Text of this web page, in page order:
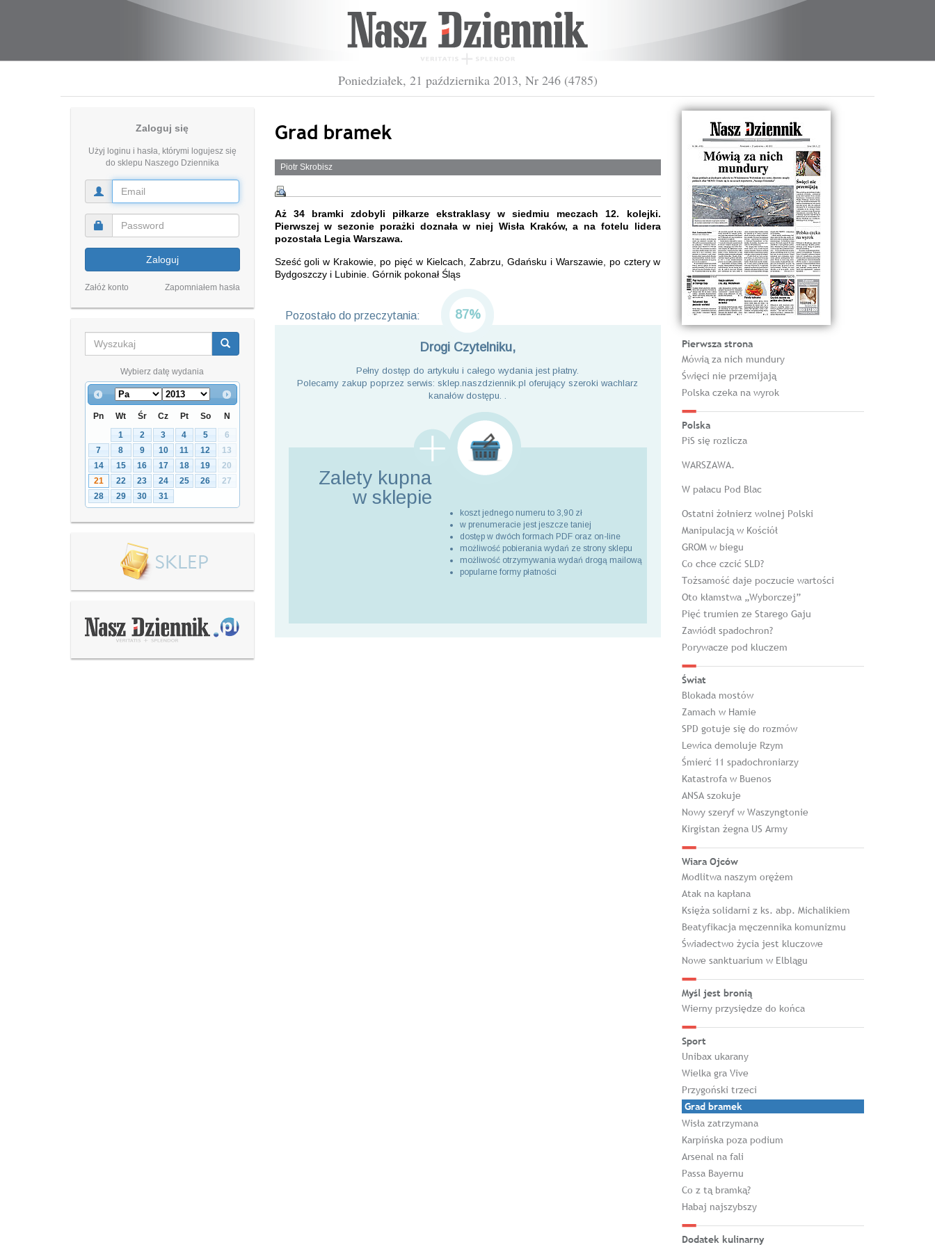
Poniedziałek, 21 października 2013, Nr 246 (4785)
Zaloguj się
Użyj loginu i hasła, którymi logujesz się
do sklepu Naszego Dziennika
Zaloguj
Załóż konto Zapomniałem hasła
Wybierz datę wydania
Pn Wt Śr Cz Pt So
N
1
2 3 4 5
6
7
8 9 10 11 12
13
14
15 16 17 18 19
20
21
22 23 24 25 26
27
28
29 30 31
Grad bramek
Piotr Skrobisz
Aż 34 bramki zdobyli piłkarze ekstraklasy w siedmiu meczach 12. kolejki.
Pierwszej w sezonie porażki doznała w niej Wisła Kraków, a na fotelu lidera
pozostała Legia Warszawa.
Sześć goli w Krakowie, po pięć w Kielcach, Zabrzu, Gdańsku i Warszawie, po cztery w
Bydgoszczy i Lubinie. Górnik pokonał Śląs
Pozostało do przeczytania: 87%
Drogi Czytelniku,
Pełny dostęp do artykułu i całego wydania jest płatny.
Polecamy zakup poprzez serwis: sklep.naszdziennik.pl oferujący szeroki wachlarz
kanałów dostępu. .
Zalety kupna
w sklepie
koszt jednego numeru to 3,90 zł
w prenumeracie jest jeszcze taniej
dostęp w dwóch formach PDF oraz on-line
możliwość pobierania wydań ze strony sklepu
możliwość otrzymywania wydań drogą mailową
popularne formy płatności
Pierwsza strona
Mówią za nich mundury
Święci nie przemijają
Polska czeka na wyrok
Polska
PiS się rozlicza
WARSZAWA.
W pałacu Pod Blac
Ostatni żołnierz wolnej Polski
Manipulacją w Kościół
GROM w biegu
Co chce czcić SLD?
Tożsamość daje poczucie wartości
Oto kłamstwa „Wyborczej”
Pięć trumien ze Starego Gaju
Zawiódł spadochron?
Porywacze pod kluczem
Świat
Blokada mostów
Zamach w Hamie
SPD gotuje się do rozmów
Lewica demoluje Rzym
Śmierć 11 spadochroniarzy
Katastrofa w Buenos
ANSA szokuje
Nowy szeryf w Waszyngtonie
Kirgistan żegna US Army
Wiara Ojców
Modlitwa naszym orężem
Atak na kapłana
Księża solidarni z ks. abp. Michalikiem
Beatyfikacja męczennika komunizmu
Świadectwo życia jest kluczowe
Nowe sanktuarium w Elblągu
Myśl jest bronią
Wierny przysiędze do końca
Sport
Unibax ukarany
Wielka gra Vive
Przygoński trzeci
Grad bramek
Wisła zatrzymana
Karpińska poza podium
Arsenal na fali
Passa Bayernu
Co z tą bramką?
Habaj najszybszy
Dodatek kulinarny